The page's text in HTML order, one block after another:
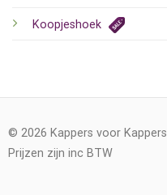
Koopjeshoek
© 2026 Kappers voor Kappers |
Prijzen zijn inc BTW